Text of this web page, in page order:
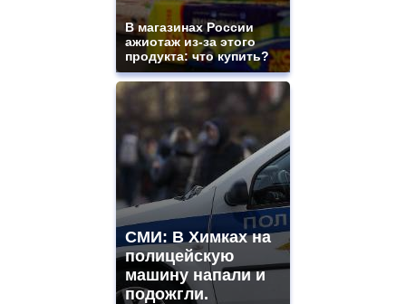
В магазинах России
ажиотаж из-за этого
продукта: что купить?
СМИ: В Химках на
полицейскую
машину напали и
подожгли.